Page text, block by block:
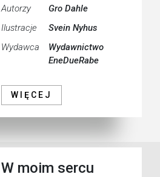
Autorzy
Gro Dahle
Ilustracje
Svein Nyhus
Wydawca
Wydawnictwo
EneDueRabe
WIĘCEJ
W moim sercu